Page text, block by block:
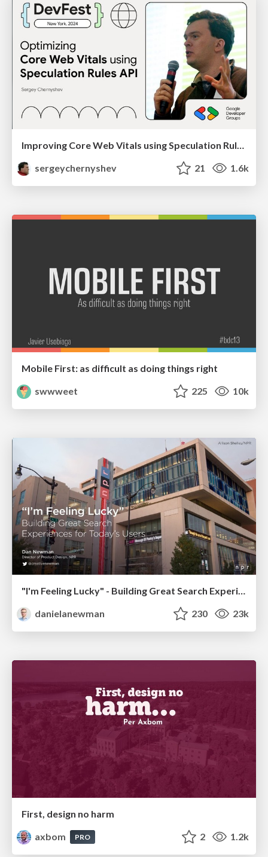
Improving Core Web Vitals using Speculation Rules API
sergeychernyshev
21 1.6k
Mobile First: as difficult as doing things right
swwweet
225 10k
"I'm Feeling Lucky" - Building Great Search Experiences for Today's Users (#IAC19)
danielanewman
230 23k
First, design no harm
axbom
PRO 2 1.2k